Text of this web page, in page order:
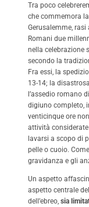
Tra poco
che commemora
Gerusalemme,
Romani due
nella celebrazione
secondo la
Fra essi, la
13-14; la
l’assedio romano
digiuno completo,
venticinque ore
attività
lavarsi a scopo di
pelle o cuoio.
gravidanza e gli
Un aspetto
aspetto centrale
dell’ebreo, sia